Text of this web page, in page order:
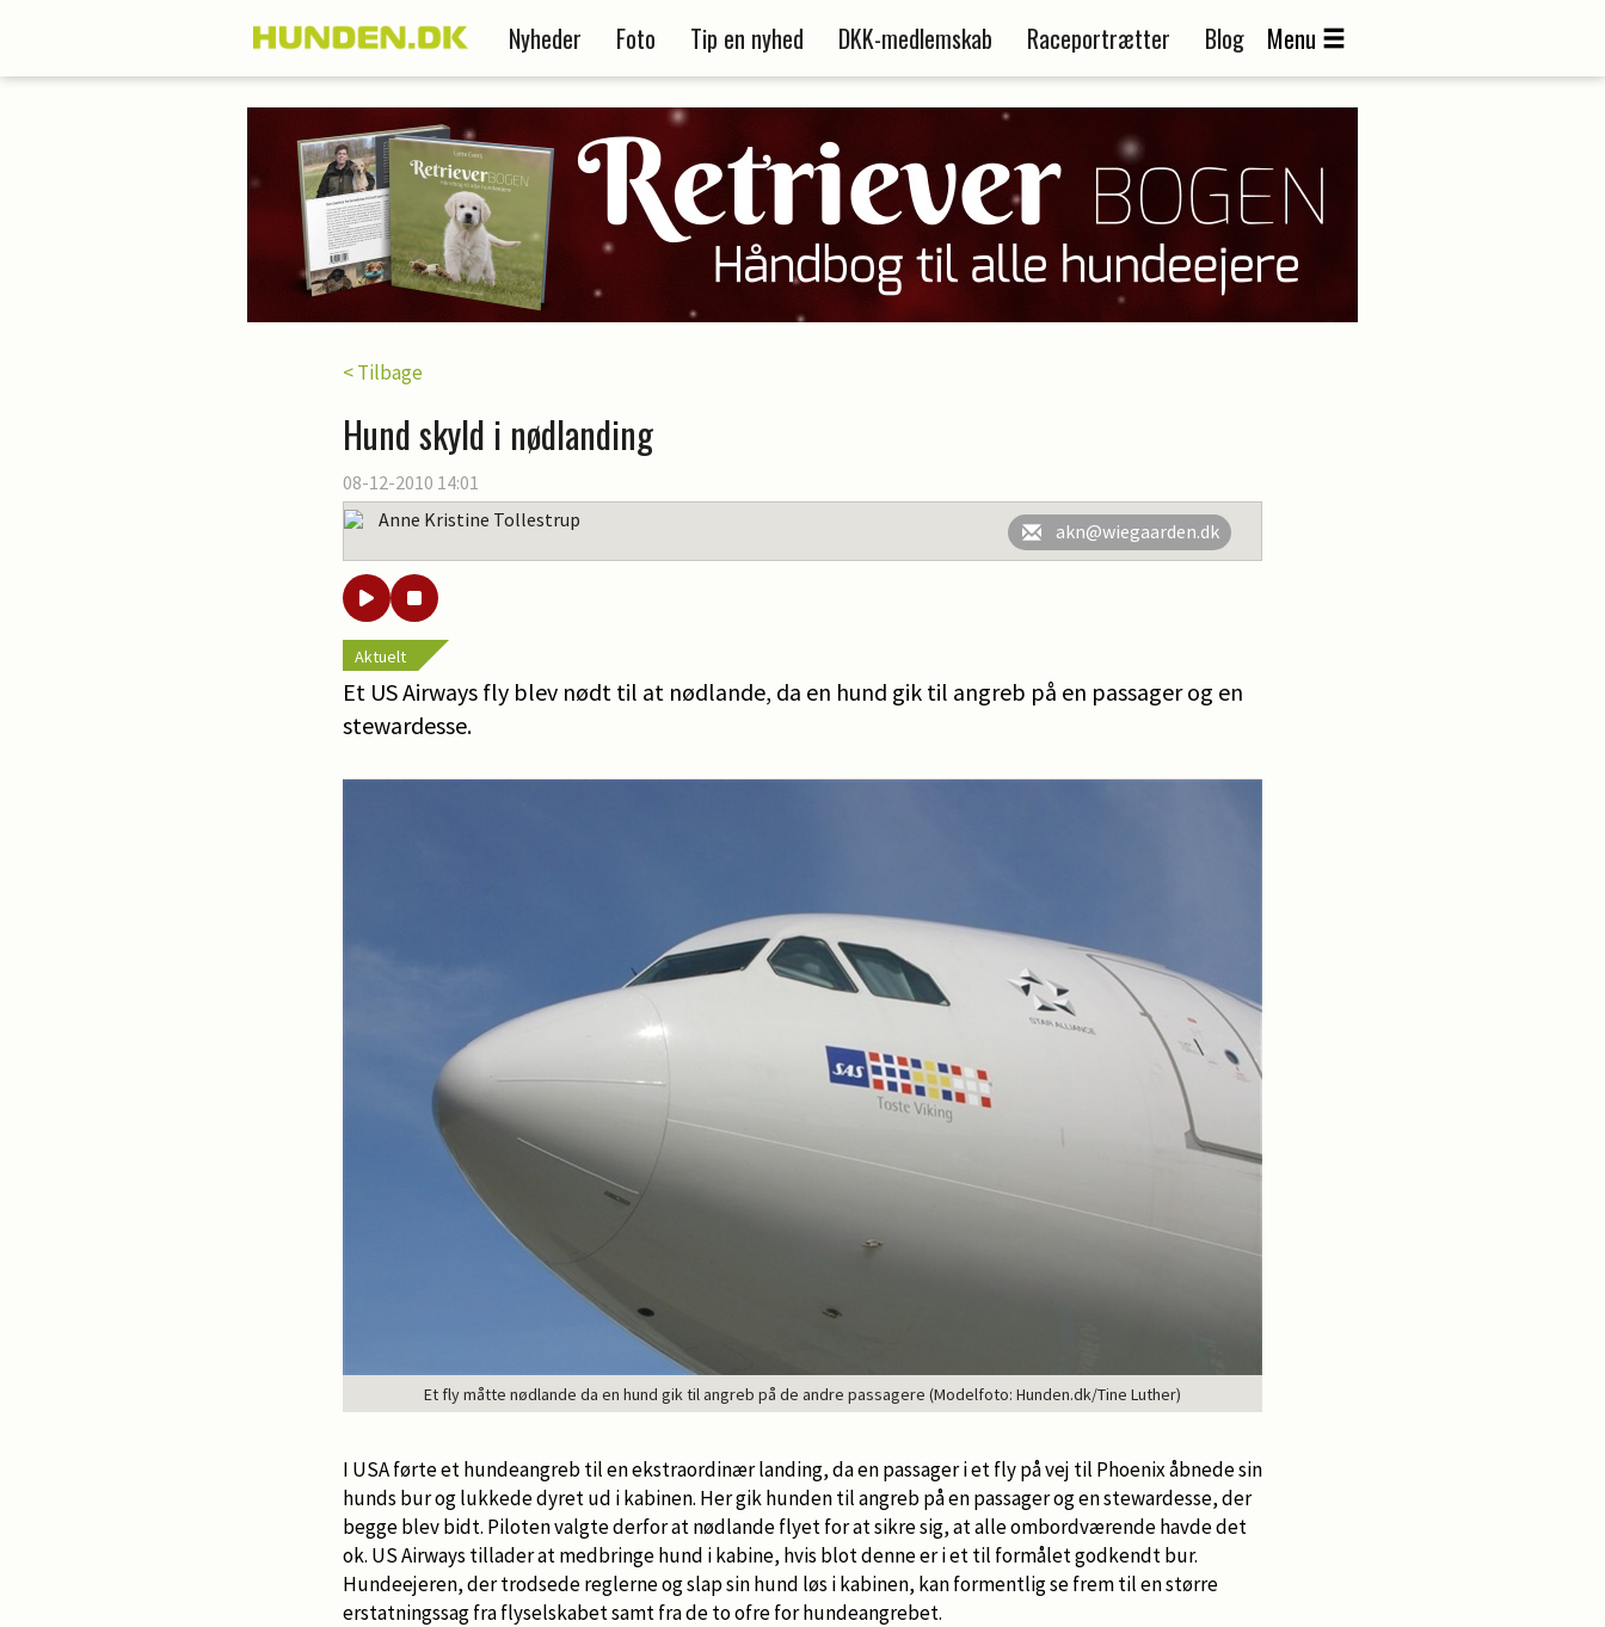
Nyheder Foto Tip en nyhed DKK-medlemskab Raceportrætter Blog Menu
< Tilbage
Hund skyld i nødlanding
08-12-2010 14:01
Anne Kristine Tollestrup
akn@wiegaarden.dk
Aktuelt
Et US Airways fly blev nødt til at nødlande, da en hund gik til angreb på en passager og en
stewardesse.
Et fly måtte nødlande da en hund gik til angreb på de andre passagere (Modelfoto: Hunden.dk/Tine Luther)
I USA førte et hundeangreb til en ekstraordinær landing, da en passager i et fly på vej til Phoenix åbnede sin
hunds bur og lukkede dyret ud i kabinen. Her gik hunden til angreb på en passager og en stewardesse, der
begge blev bidt. Piloten valgte derfor at nødlande flyet for at sikre sig, at alle ombordværende havde det
ok. US Airways tillader at medbringe hund i kabine, hvis blot denne er i et til formålet godkendt bur.
Hundeejeren, der trodsede reglerne og slap sin hund løs i kabinen, kan formentlig se frem til en større
erstatningssag fra flyselskabet samt fra de to ofre for hundeangrebet.